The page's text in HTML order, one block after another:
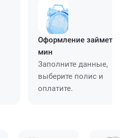
Оформление займет
мин
Заполните данные,
выберите полис и
оплатите.